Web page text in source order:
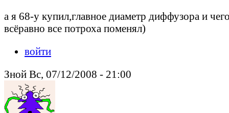
а я 68-у купил,главное диаметр диффузора и
всёравно все потроха поменял)
войти
Зной Вс, 07/12/2008 - 21:00